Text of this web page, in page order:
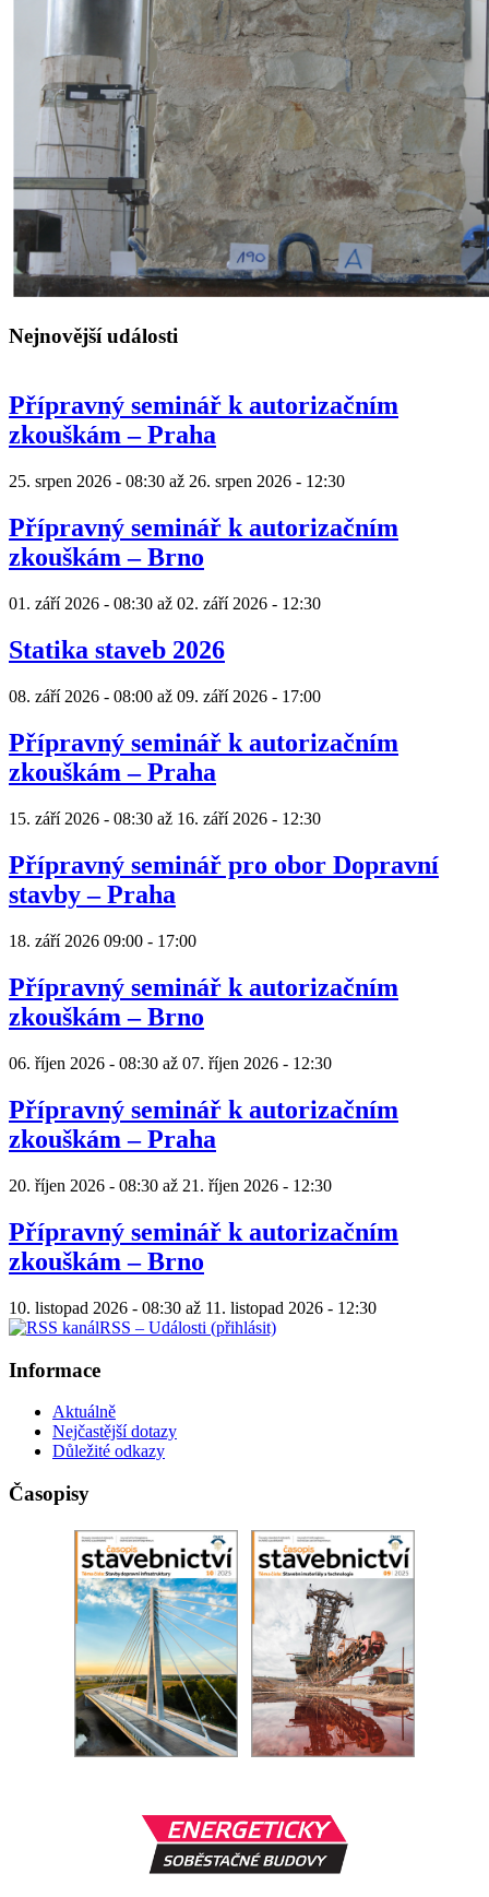
Nejnovější události
Přípravný seminář k autorizačním
zkouškám – Praha
25. srpen 2026 - 08:30 až 26. srpen 2026 - 12:30
Přípravný seminář k autorizačním
zkouškám – Brno
01. září 2026 - 08:30 až 02. září 2026 - 12:30
Statika staveb 2026
08. září 2026 - 08:00 až 09. září 2026 - 17:00
Přípravný seminář k autorizačním
zkouškám – Praha
15. září 2026 - 08:30 až 16. září 2026 - 12:30
Přípravný seminář pro obor Dopravní
stavby – Praha
18. září 2026 09:00 - 17:00
Přípravný seminář k autorizačním
zkouškám – Brno
06. říjen 2026 - 08:30 až 07. říjen 2026 - 12:30
Přípravný seminář k autorizačním
zkouškám – Praha
20. říjen 2026 - 08:30 až 21. říjen 2026 - 12:30
Přípravný seminář k autorizačním
zkouškám – Brno
10. listopad 2026 - 08:30 až 11. listopad 2026 - 12:30
RSS – Události (přihlásit)
Informace
Aktuálně
Nejčastější dotazy
Důležité odkazy
Časopisy